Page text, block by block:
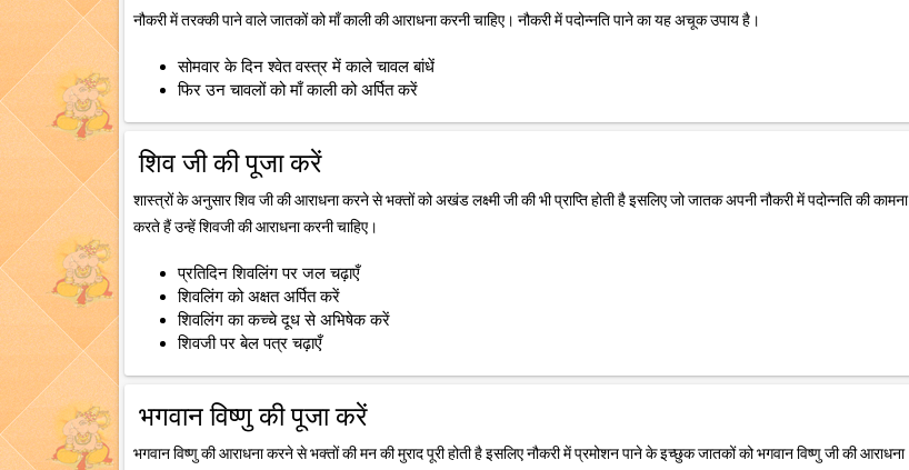
नौकरी में तरक्की पाने वाले जातकों को माँ काली की आराधना करनी चाहिए। नौकरी में पदोन्नति पाने का यह अचूक उपाय है।
सोमवार के दिन श्वेत वस्त्र में काले चावल बांधें
फिर उन चावलों को माँ काली को अर्पित करें
शिव जी की पूजा करें
शास्त्रों के अनुसार शिव जी की आराधना करने से भक्तों को अखंड लक्ष्मी जी की भी प्राप्ति होती है इसलिए जो जातक अपनी नौकरी में पदोन्नति की कामना
करते हैं उन्हें शिवजी की आराधना करनी चाहिए।
प्रतिदिन शिवलिंग पर जल चढ़ाएँ
शिवलिंग को अक्षत अर्पित करें
शिवलिंग का कच्चे दूध से अभिषेक करें
शिवजी पर बेल पत्र चढ़ाएँ
भगवान विष्णु की पूजा करें
भगवान विष्णु की आराधना करने से भक्तों की मन की मुराद पूरी होती है इसलिए नौकरी में प्रमोशन पाने के इच्छुक जातकों को भगवान विष्णु जी की आराधना